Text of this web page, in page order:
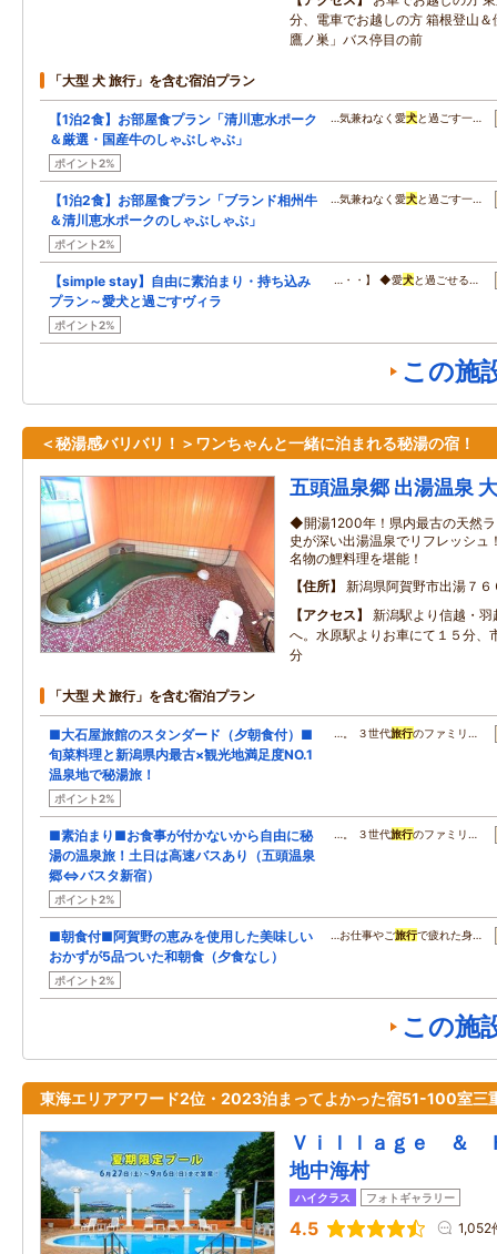
分、電車でお越しの方 箱根登山
鷹ノ巣」バス停目の前
「大型 犬 旅行」を含む宿泊プラン
【1泊2食】お部屋食プラン「清川恵水ポーク
＆厳選・国産牛のしゃぶしゃぶ」
ポイント2%
…気兼ねなく愛犬と過ごす一…
【1泊2食】お部屋食プラン「ブランド相州牛
＆清川恵水ポークのしゃぶしゃぶ」
ポイント2%
…気兼ねなく愛犬と過ごす一…
【simple stay】自由に素泊まり・持ち込み
プラン～愛犬と過ごすヴィラ
ポイント2%
…・・】 ◆愛犬と過ごせる…
この施
＜秘湯感バリバリ！＞ワンちゃんと一緒に泊まれる秘湯の宿！
五頭温泉郷 出湯温泉
◆開湯1200年！県内最古の天然
史が深い出湯温泉でリフレッシ
名物の鯉料理を堪能！
住所
新潟県阿賀野市出湯７６
アクセス
新潟駅より信越・
へ。水原駅よりお車にて１５分、
分
「大型 犬 旅行」を含む宿泊プラン
■大石屋旅館のスタンダード（夕朝食付）■
旬菜料理と新潟県内最古×観光地満足度NO.1
温泉地で秘湯旅！
ポイント2%
…。 ３世代旅行のファミリ…
■素泊まり■お食事が付かないから自由に秘
湯の温泉旅！土日は高速バスあり（五頭温泉
郷⇔バスタ新宿）
ポイント2%
…。 ３世代旅行のファミリ…
■朝食付■阿賀野の恵みを使用した美味しい
おかずが5品ついた和朝食（夕食なし）
ポイント2%
…お仕事やご旅行で疲れた身…
この施
東海エリアアワード2位・2023泊まってよかった宿51-100室三
Ｖｉｌｌａｇｅ ＆
地中海村
ハイクラス フォトギャラリー
4.5 1,052